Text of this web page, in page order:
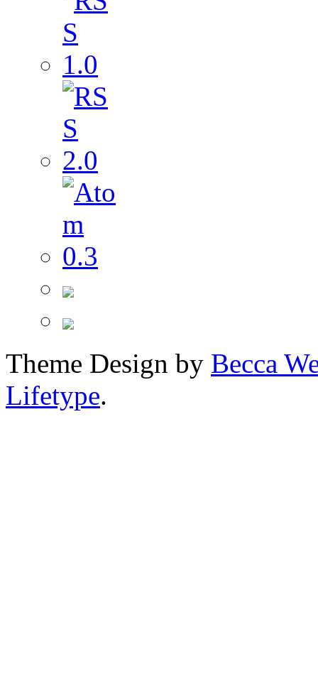
Theme Design by Becca
Lifetype.